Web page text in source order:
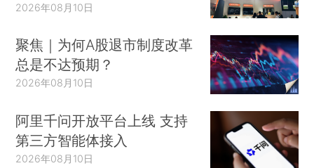
2026年08月10日
聚焦｜为何A股退市制度改革
总是不达预期？
2026年08月10日
阿里千问开放平台上线 支持
第三方智能体接入
2026年08月10日